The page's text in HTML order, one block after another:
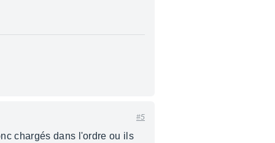
#5
chargés dans l'ordre ou ils